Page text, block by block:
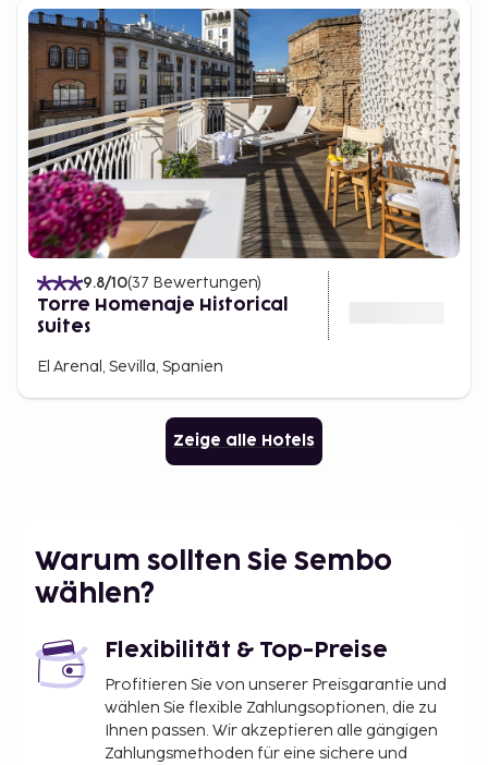
9.8/10(37 Bewertungen)
Torre Homenaje Historical
Suites
El Arenal, Sevilla, Spanien
Zeige alle Hotels
Warum sollten Sie Sembo
wählen?
Flexibilität & Top-Preise
Profitieren Sie von unserer Preisgarantie und
wählen Sie flexible Zahlungsoptionen, die zu
Ihnen passen. Wir akzeptieren alle gängigen
Zahlungsmethoden für eine sichere und